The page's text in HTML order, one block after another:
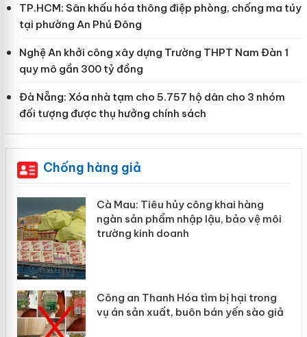
TP.HCM: Sân khấu hóa thông điệp phòng, chống ma túy
tại phường An Phú Đông
Nghệ An khởi công xây dựng Trường THPT Nam Đàn 1
quy mô gần 300 tỷ đồng
Đà Nẵng: Xóa nhà tạm cho 5.757 hộ dân cho 3 nhóm
đối tượng được thụ hưởng chính sách
Chống hàng giả
Cà Mau: Tiêu hủy công khai hàng
ngàn sản phẩm nhập lậu, bảo vệ môi
trường kinh doanh
Công an Thanh Hóa tìm bị hại trong
vụ án sản xuất, buôn bán yến sào giả